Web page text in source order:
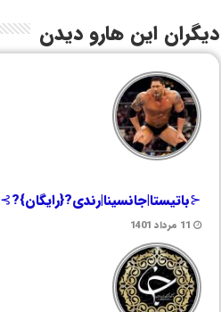
دیگران این هارو دیدن
⊰باتیستا|جانسینا|رندی?{رایگان}?⊱
11 مرداد 1401